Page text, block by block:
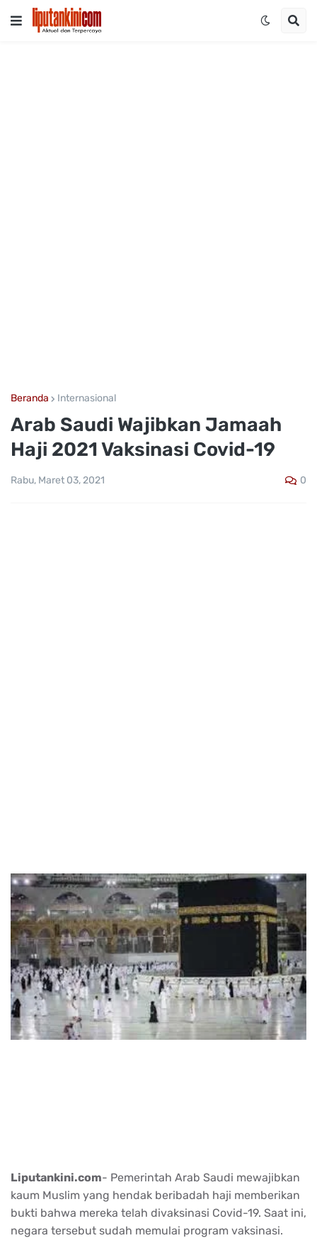
Beranda Internasional
Arab Saudi Wajibkan Jamaah
Haji 2021 Vaksinasi Covid-19
Rabu, Maret 03, 2021 0
Liputankini.com- Pemerintah Arab Saudi mewajibkan
kaum Muslim yang hendak beribadah haji memberikan
bukti bahwa mereka telah divaksinasi Covid-19. Saat ini,
negara tersebut sudah memulai program vaksinasi.